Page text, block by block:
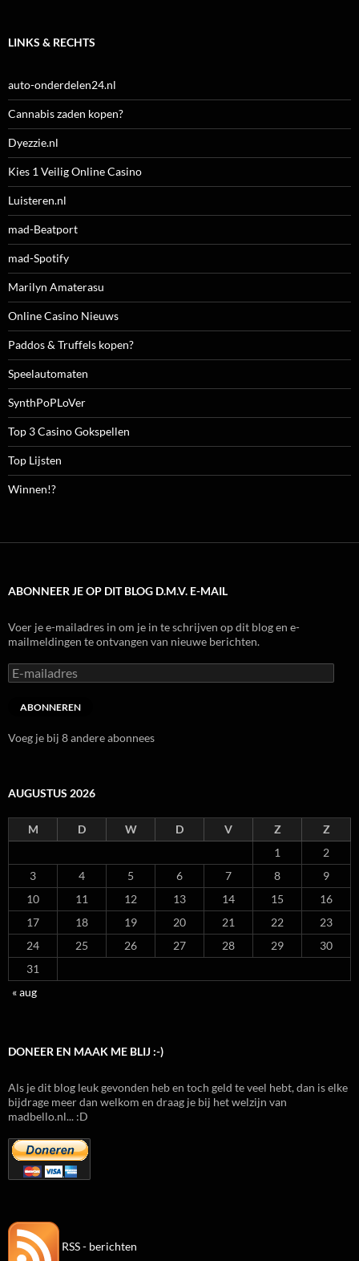
LINKS & RECHTS
auto-onderdelen24.nl
Cannabis zaden kopen?
Dyezzie.nl
Kies 1 Veilig Online Casino
Luisteren.nl
mad-Beatport
mad-Spotify
Marilyn Amaterasu
Online Casino Nieuws
Paddos & Truffels kopen?
Speelautomaten
SynthPoPLoVer
Top 3 Casino Gokspellen
Top Lijsten
Winnen!?
ABONNEER JE OP DIT BLOG D.M.V. E-MAIL
Voer je e-mailadres in om je in te schrijven op dit blog en e-
mailmeldingen te ontvangen van nieuwe berichten.
E-
mailadres
ABONNEREN
Voeg je bij 8 andere abonnees
AUGUSTUS 2026
M D W D V Z
Z
1
2
3
4 5 6 7 8
9
10
11 12 13 14 15
16
17
18 19 20 21 22
23
24
25 26 27 28 29
30
31
« aug
DONEER EN MAAK ME BLIJ :-)
Als je dit blog leuk gevonden heb en toch geld te veel hebt, dan is elke
bijdrage meer dan welkom en draag je bij het welzijn van
madbello.nl... :D
RSS - berichten